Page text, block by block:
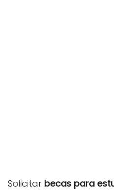
Solicitar becas para